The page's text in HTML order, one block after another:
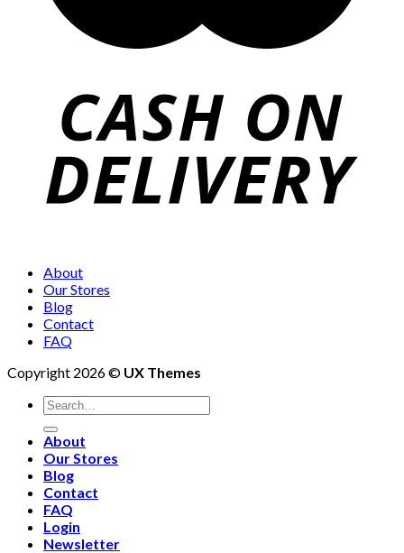
About
Our Stores
Blog
Contact
FAQ
Copyright 2026 © UX Themes
About
Our Stores
Blog
Contact
FAQ
Login
Newsletter